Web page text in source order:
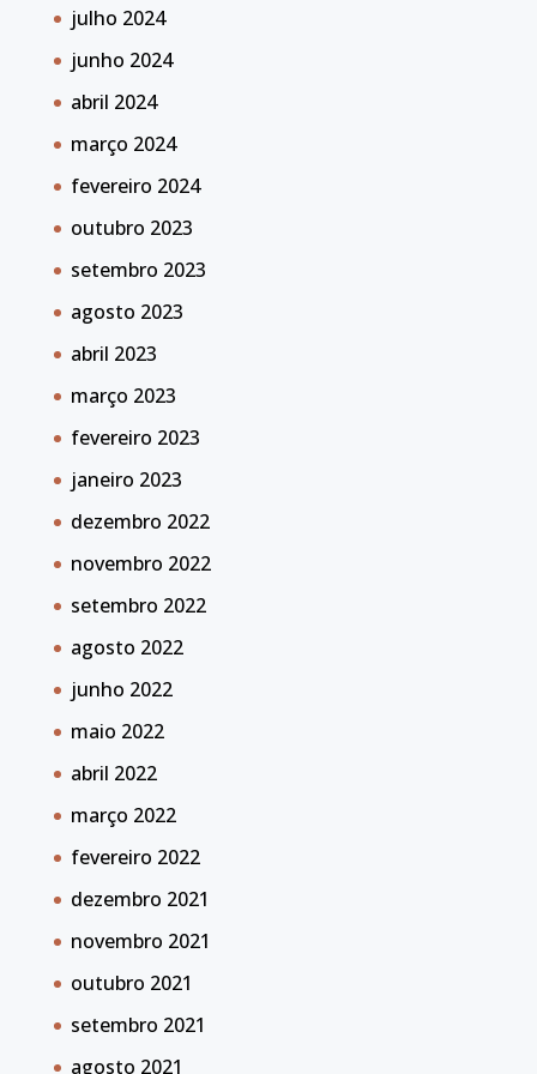
julho 2024
junho 2024
abril 2024
março 2024
fevereiro 2024
outubro 2023
setembro 2023
agosto 2023
abril 2023
março 2023
fevereiro 2023
janeiro 2023
dezembro 2022
novembro 2022
setembro 2022
agosto 2022
junho 2022
maio 2022
abril 2022
março 2022
fevereiro 2022
dezembro 2021
novembro 2021
outubro 2021
setembro 2021
agosto 2021